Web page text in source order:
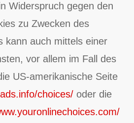
Widerspruch gegen den
zu Zwecken des
kann auch mittels einer
vor allem im Fall des
US-amerikanische Seite
choices/oder die